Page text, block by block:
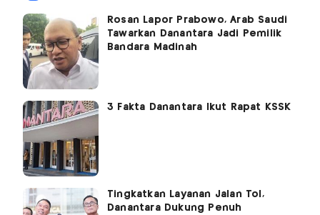
Rosan Lapor Prabowo, Arab Saudi
Tawarkan Danantara Jadi Pemilik
Bandara Madinah
3 Fakta Danantara Ikut Rapat KSSK
Tingkatkan Layanan Jalan Tol,
Danantara Dukung Penuh